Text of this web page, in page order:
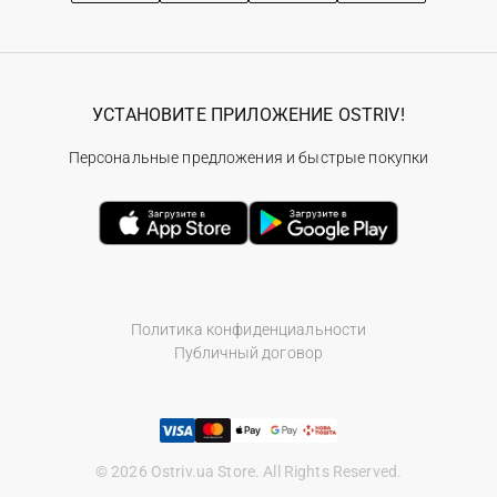
Политика конфиденциальности
Публичный договор
© 2026 Ostriv.ua Store. All Rights Reserved.
УСТАНОВИТЕ ПРИЛОЖЕНИЕ OSTRIV!
Персональные предложения и быстрые покупки